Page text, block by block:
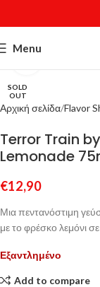
Menu
SOLD
OUT
Κάντε κλικ
Αρχική σελίδα Flavor
Terror Train
Lemonade
€12,90
Μια πεντανόστιμη
με το φρέσκο λεμόνι
Εξαντλημένο
Add to compare